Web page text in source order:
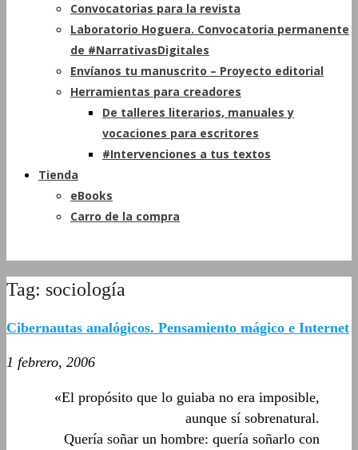
Convocatorias para la revista
Laboratorio Hoguera. Convocatoria permanente
de #NarrativasDigitales
Envíanos tu manuscrito – Proyecto editorial
Herramientas para creadores
De talleres literarios, manuales y
vocaciones para escritores
#Intervenciones a tus textos
Tienda
eBooks
Carro de la compra
Tag: sociología
Cibernautas analógicos. Pensamiento mágico e Internet
1 febrero, 2006
«El propósito que lo guiaba no era imposible,
aunque sí sobrenatural.
Quería soñar un hombre: quería soñarlo con